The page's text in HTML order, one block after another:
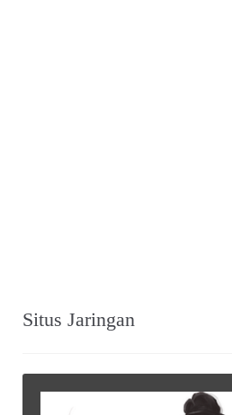
Situs Jaringan